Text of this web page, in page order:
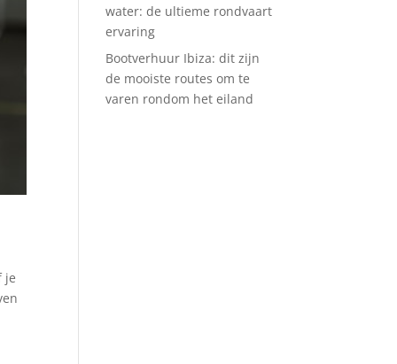
je
water: de ultieme rondvaart
ervaring
Bootverhuur Ibiza: dit zijn
de mooiste routes om te
varen rondom het eiland